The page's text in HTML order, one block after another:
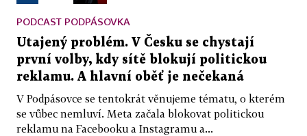
PODCAST PODPÁSOVKA
Utajený problém. V Česku se chystají
první volby, kdy sítě blokují politickou
reklamu. A hlavní oběť je nečekaná
V Podpásovce se tentokrát věnujeme tématu, o kterém
se vůbec nemluví. Meta začala blokovat politickou
reklamu na Facebooku a Instagramu a...